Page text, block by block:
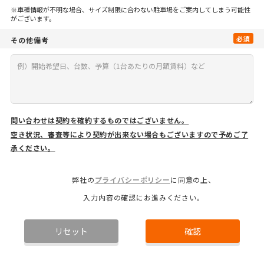
※車種情報が不明な場合、サイズ制限に合わない駐車場をご案内してしまう可能性
がございます。
その他備考 必須
問い合わせは契約を確約するものではございません。
空き状況、審査等により契約が出来ない場合もございますので予めご了
承ください。
弊社のプライバシーポリシーに同意の上、
入力内容の確認にお進みください。
リセット 確認